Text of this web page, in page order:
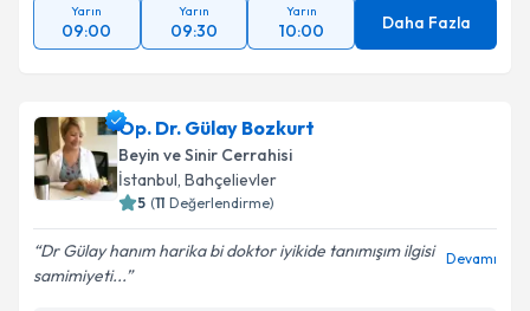
Yarın
09:00
Yarın
09:30
Yarın
10:00 Daha Fazla
Op. Dr. Gülay Bozkurt
Beyin ve Sinir Cerrahisi
İstanbul, Bahçelievler
5 (11 Değerlendirme)
Dr Gülay hanım harika bi doktor iyikide tanımışım ilgisi
samimiyeti...
Devamı